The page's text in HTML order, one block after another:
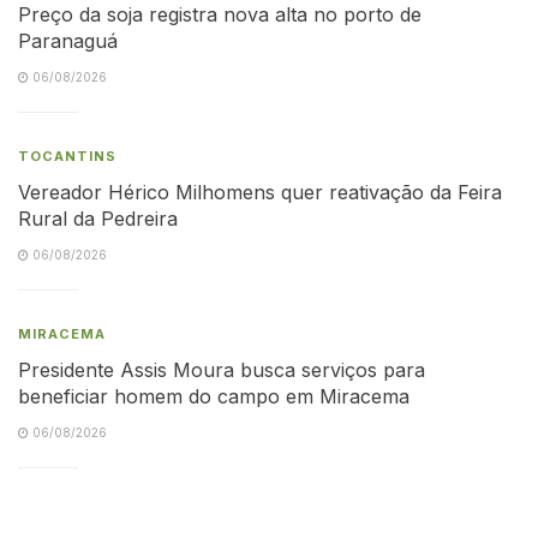
Preço da soja registra nova alta no porto de
Paranaguá
06/08/2026
TOCANTINS
Vereador Hérico Milhomens quer reativação da Feira
Rural da Pedreira
06/08/2026
MIRACEMA
Presidente Assis Moura busca serviços para
beneficiar homem do campo em Miracema
06/08/2026